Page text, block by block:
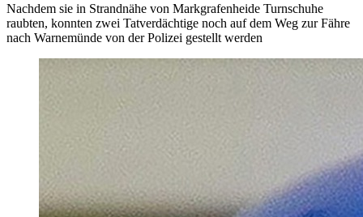
Nachdem sie in Strandnähe von Markgrafenheide Turnschuhe
raubten, konnten zwei Tatverdächtige noch auf dem Weg zur Fähre
nach Warnemünde von der Polizei gestellt werden